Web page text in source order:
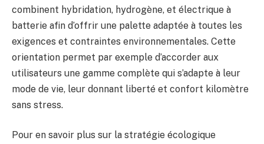
combinent hybridation, hydrogène, et électrique à
batterie afin d’offrir une palette adaptée à toutes les
exigences et contraintes environnementales. Cette
orientation permet par exemple d’accorder aux
utilisateurs une gamme complète qui s’adapte à leur
mode de vie, leur donnant liberté et confort kilomètre
sans stress.
Pour en savoir plus sur la stratégie écologique